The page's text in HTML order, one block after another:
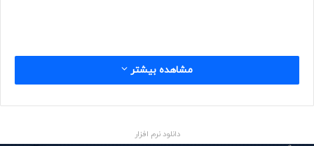
طبیعی است که در این برنامه، شرکت‌کنندگان بر خلاف اتفاقات
داخل سریال کشته نمی‌شوند اما با توجه به تقلید از بازی‌های
داخل سریال، صحنه‌های تیراندازی یا سقوط از سطوح بلند با حفظ
تیراندازی، شرکت‌کنندگان با گلوله‌های جوهر هدف قرار می‌گیرند.
مشاهده بیشتر
دانلود نرم افزار